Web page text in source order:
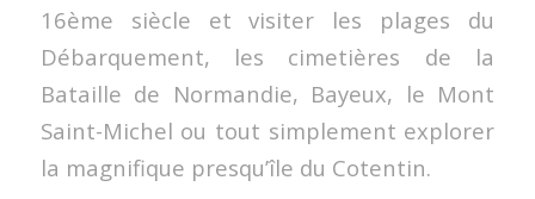
16ème siècle et visiter les plages du
Débarquement, les cimetières de la
Bataille de Normandie, Bayeux, le Mont
Saint-Michel ou tout simplement explorer
la magnifique presqu’île du Cotentin.